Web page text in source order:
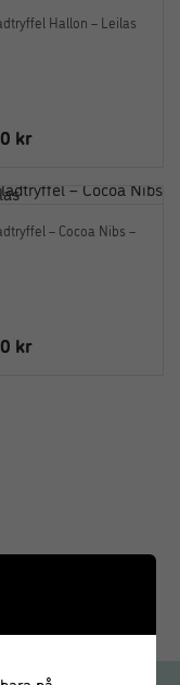
Hallon – Leilas
kr
– Cocoa Nibs –
kr